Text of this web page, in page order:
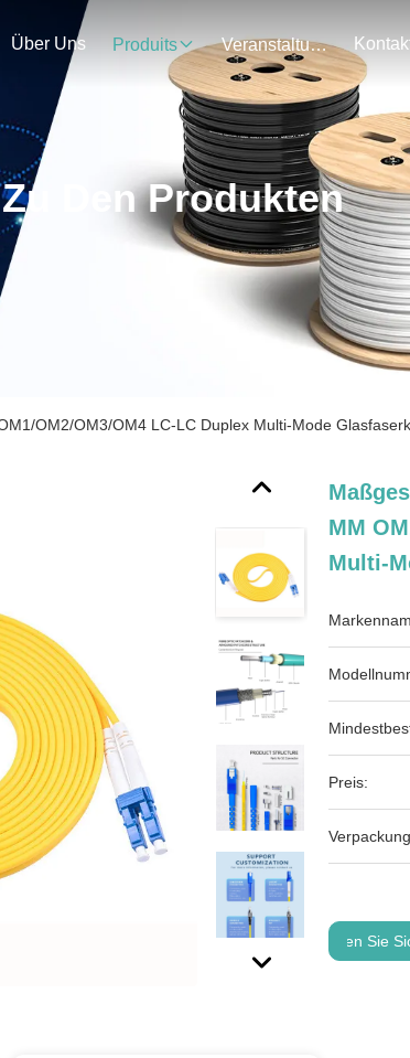
Über Uns Produits Veranstaltungen
Den Produkten
OM2/OM3/OM4 LC-LC Duplex Multi-Mode
MM
Multi-
Preis:
Holen Sie